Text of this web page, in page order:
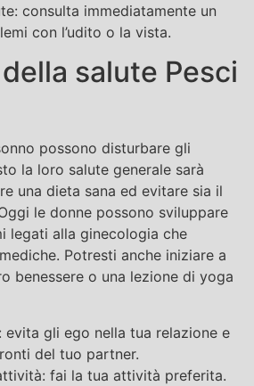
consulta immediatamente un
con l’udito o la vista.
salute Pesci
possono disturbare gli
la loro salute generale sarà
una dieta sana ed evitare sia il
le donne possono sviluppare
legati alla ginecologia che
Potresti anche iniziare a
benessere o una lezione di yoga
evita gli ego nella tua relazione e
del tuo partner.
fai la tua attività preferita.